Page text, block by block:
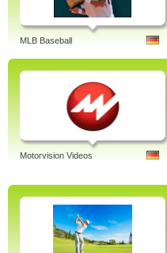
MLB Baseball
Motorvision Videos